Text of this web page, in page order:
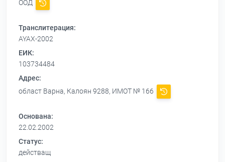
ООД
Транслитерация:
AYAX-2002
ЕИК:
103734484
Адрес:
област Варна, Калоян 9288, ИМОТ № 166
Основана:
22.02.2002
Статус:
действащ